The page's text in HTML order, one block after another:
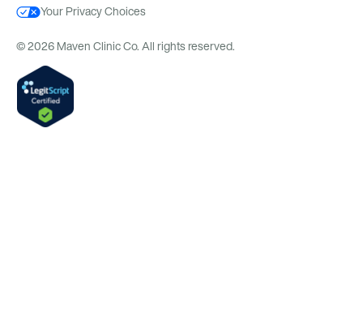
Your Privacy Choices
© 2026 Maven Clinic Co. All rights reserved.